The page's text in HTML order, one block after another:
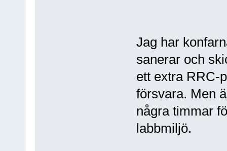
Jag har
sanerar och
ett extra RRC-
försvara. Men
några timmar
labbmiljö.